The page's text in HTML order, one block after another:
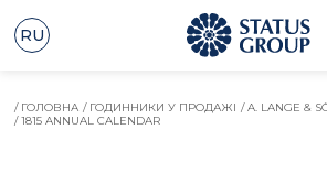
RU
/ ГОЛОВНА / ГОДИННИКИ У ПРОДАЖІ / A. LANGE &
/ 1815 ANNUAL CALENDAR